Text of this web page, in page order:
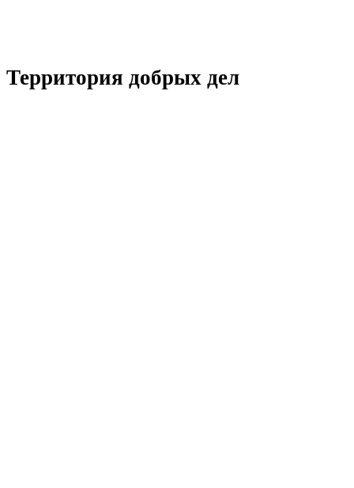
Территория добрых дел